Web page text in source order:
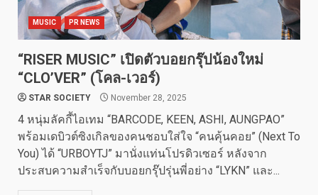
MUSIC PR NEWS
“RISER MUSIC” เปิดตัวบอยกรุ๊ปน้องใหม่
“CLO’VER” (โคล-เวอร์)
STAR SOCIETY November 28, 2025
4 หนุ่มลัคกี้ไอเทม “BARCODE, KEEN, ASHI, AUNGPAO”
พร้อมเดบิวต์ซิงเกิลของคนชอบใส่ใจ “คนคุ้นคอย”​ (Next To
You) ได้ “URBOYTJ” มานั่งแท่นโปรดิวเซอร์ หลังจาก
ประสบความสำเร็จกับบอยกรุ๊ปรุ่นพี่อย่าง “LYKN” และ...